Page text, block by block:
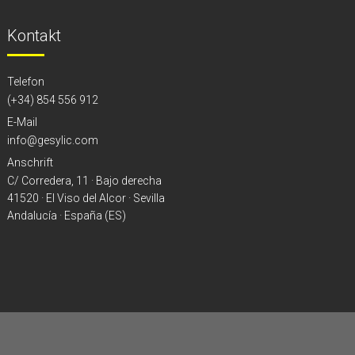
Kontakt
Telefon
(+34) 854 556 912
E-Mail
info@gesylic.com
Anschrift
C/ Corredera, 11 · Bajo derecha
41520 · El Viso del Alcor · Sevilla
Andalucía · España (ES)